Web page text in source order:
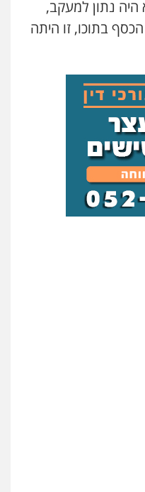
תעבורה
דין פלילי
סמים
אסירים מעצרים
דין
עו"ד
היה נתון למעקב,
בתוכו, זו היתה